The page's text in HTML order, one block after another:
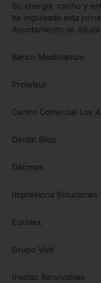
Su energía, cariño y
ha impulsado esta
Ayuntamiento de
Banco Mediolanum
Protelsur
Centro Comercial Los
Dental Silos
Décimas
Imprexiona Soluciones
Eurotex
Grupo Vivit
Insolac Renovables